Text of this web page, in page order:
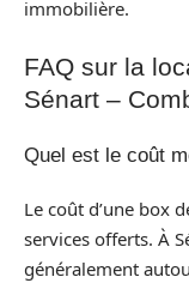
immobilière.
FAQ sur la
Sénart –
Quel est le coût
Le coût d’une box
services offerts. À
généralement